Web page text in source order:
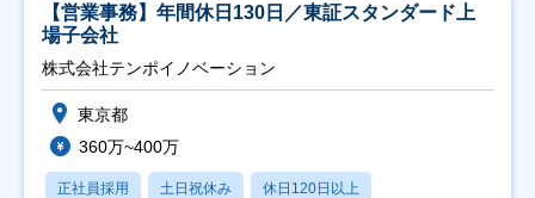
【営業事務】年間休日130日／東証スタンダード上
場子会社
株式会社テンポイノベーション
東京都
360万~400万
正社員採用 土日祝休み 休日120日以上